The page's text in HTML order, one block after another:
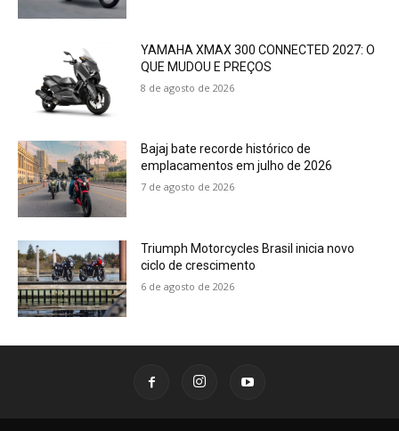
YAMAHA XMAX 300 CONNECTED 2027: O
QUE MUDOU E PREÇOS
8 de agosto de 2026
Bajaj bate recorde histórico de
emplacamentos em julho de 2026
7 de agosto de 2026
Triumph Motorcycles Brasil inicia novo
ciclo de crescimento
6 de agosto de 2026